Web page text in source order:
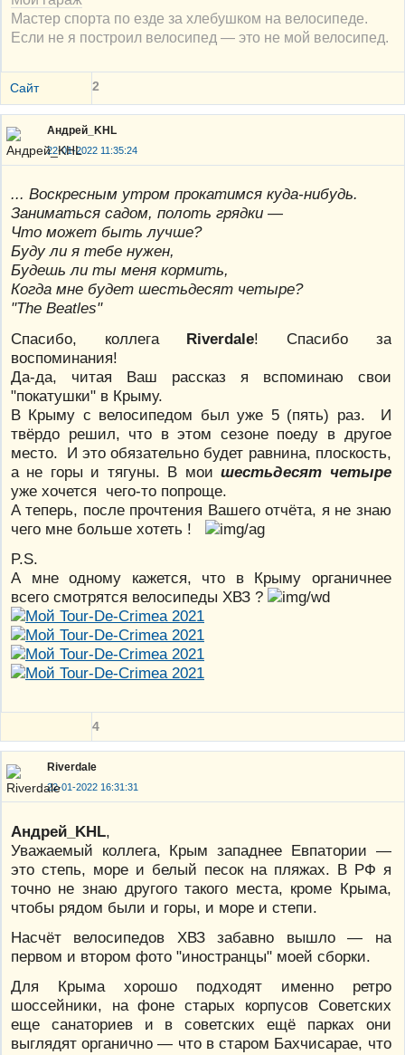
Мастер спорта по езде за хлебушком на велосипеде.
Если не я построил велосипед — это не мой велосипед.
Сайт 2
Андрей_KHL
22-01-2022 11:35:24
... Воскресным утром прокатимся куда-нибудь.
Заниматься садом, полоть грядки —
Что может быть лучше?
Буду ли я тебе нужен,
Будешь ли ты меня кормить,
Когда мне будет шестьдесят четыре?
"The Beatles"
Спасибо, коллега Riverdale! Спасибо за
воспоминания!
Да-да, читая Ваш рассказ я вспоминаю свои
"покатушки" в Крыму.
В Крыму с велосипедом был уже 5 (пять) раз. И
твёрдо решил, что в этом сезоне поеду в другое
место. И это обязательно будет равнина, плоскость,
а не горы и тягуны. В моишестьдесят четыре
уже хочется чего-то попроще.
А теперь, после прочтения Вашего отчёта, я не знаю
чего мне больше хотеть !
P.S.
А мне одному кажется, что в Крыму органичнее
всего смотрятся велосипеды ХВЗ ?
4
Riverdale
22-01-2022 16:31:31
Андрей_KHL,
Уважаемый коллега, Крым западнее Евпатории —
это степь, море и белый песок на пляжах. В РФ я
точно не знаю другого такого места, кроме Крыма,
чтобы рядом были и горы, и море и степи.
Насчёт велосипедов ХВЗ забавно вышло — на
первом и втором фото "иностранцы" моей сборки.
Для Крыма хорошо подходят именно ретро
шоссейники, на фоне старых корпусов Советских
еще санаториев и в советских ещё парках они
выглядят органично — что в старом Бахчисарае, что